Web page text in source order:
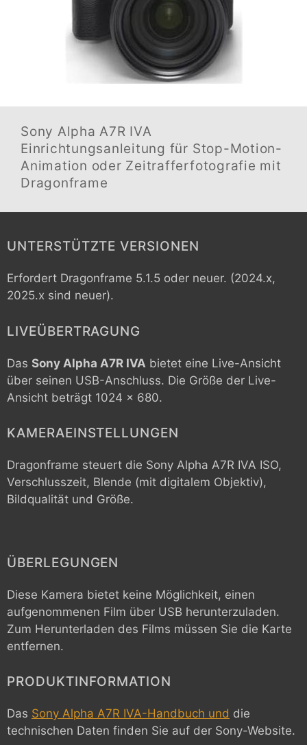
Sony Alpha A7R IVA
Einrichtungsanleitung für Stop-Motion-
Animation oder Zeitrafferfotografie mit
Dragonframe
UNTERSTÜTZTE VERSIONEN
Erfordert Dragonframe 5.1.5 oder neuer. (2024.x,
2025.x sind neuer).
LIVEÜBERTRAGUNG
Das Sony Alpha A7R IVA bietet eine Live-Ansicht
über seinen USB-Anschluss. Die Größe der Live-
Ansicht beträgt 1024 x 680.
KAMERAEINSTELLUNGEN
Dragonframe steuert die Sony Alpha A7R IVA ISO,
Verschlusszeit, Blende (mit digitalem Objektiv),
Bildqualität und Größe.
ÜBERLEGUNGEN
Diese Kamera bietet keine Möglichkeit, einen
aufgenommenen Film über USB herunterzuladen.
Zum Herunterladen des Films müssen Sie die Karte
entfernen.
PRODUKTINFORMATION
Das Sony Alpha A7R IVA-Handbuch und die
technischen Daten finden Sie auf der Sony-Website.